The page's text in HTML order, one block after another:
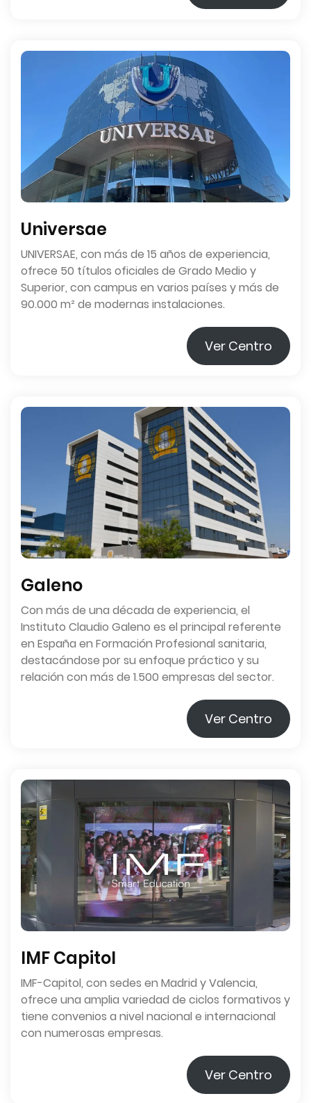
Universae
UNIVERSAE, con más de 15 años de experiencia,
ofrece 50 títulos oficiales de Grado Medio y
Superior, con campus en varios países y más de
90.000 m² de modernas instalaciones.
Ver Centro
Galeno
Con más de una década de experiencia, el
Instituto Claudio Galeno es el principal referente
en España en Formación Profesional sanitaria,
destacándose por su enfoque práctico y su
relación con más de 1.500 empresas del sector.
Ver Centro
IMF Capitol
IMF-Capitol, con sedes en Madrid y Valencia,
ofrece una amplia variedad de ciclos formativos y
tiene convenios a nivel nacional e internacional
con numerosas empresas.
Ver Centro